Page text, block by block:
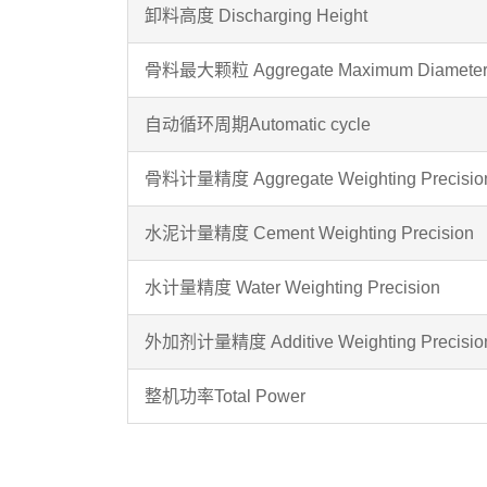
卸料高度 Discharging Height
骨料最大颗粒 Aggregate Maximum Diameter
自动循环周期Automatic cycle
骨料计量精度 Aggregate Weighting
水泥计量精度 Cement Weighting Precision
水计量精度 Water Weighting Precision
外加剂计量精度 Additive Weighting
整机功率Total Power